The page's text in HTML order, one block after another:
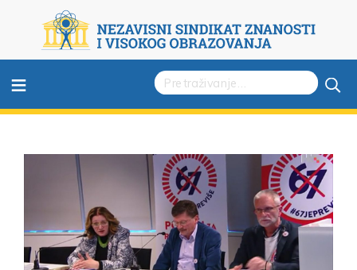
≡